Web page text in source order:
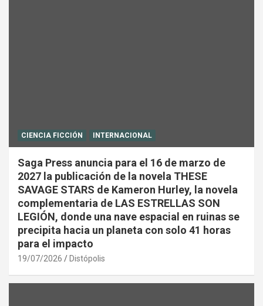
CIENCIA FICCIÓN INTERNACIONAL
Saga Press anuncia para el 16 de marzo de
2027 la publicación de la novela THESE
SAVAGE STARS de Kameron Hurley, la novela
complementaria de LAS ESTRELLAS SON
LEGIÓN, donde una nave espacial en ruinas se
precipita hacia un planeta con solo 41 horas
para el impacto
19/07/2026 Distópolis